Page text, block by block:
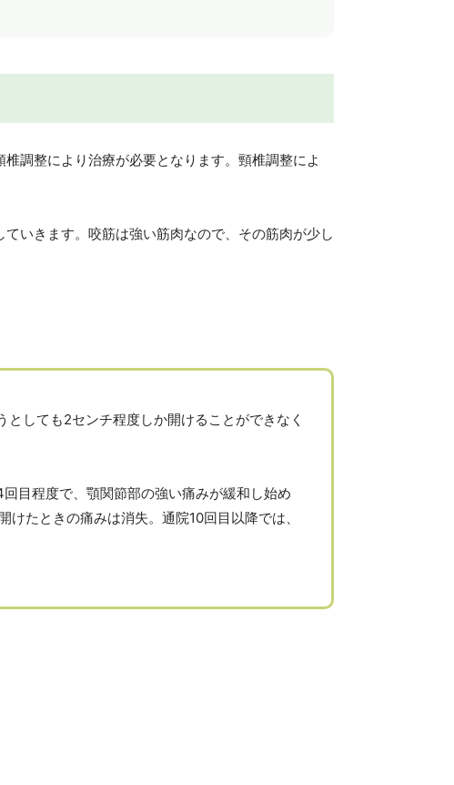
調整により治療が必要となります。頸椎調整によ
いきます。咬筋は強い筋肉なので、その筋肉が少し
しても2センチ程度しか開けることができなく
目程度で、顎関節部の強い痛みが緩和し始め
たときの痛みは消失。通院10回目以降では、